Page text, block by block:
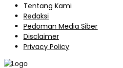
Tentang Kami
Redaksi
Pedoman Media Siber
Disclaimer
Privacy Policy